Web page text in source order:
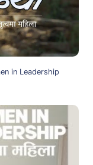
in Leadership